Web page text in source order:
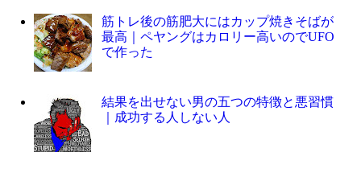
筋トレ後の筋肥大にはカップ焼きそばが
最高｜ペヤングはカロリー高いのでUFO
で作った
結果を出せない男の五つの特徴と悪習慣
｜成功する人しない人